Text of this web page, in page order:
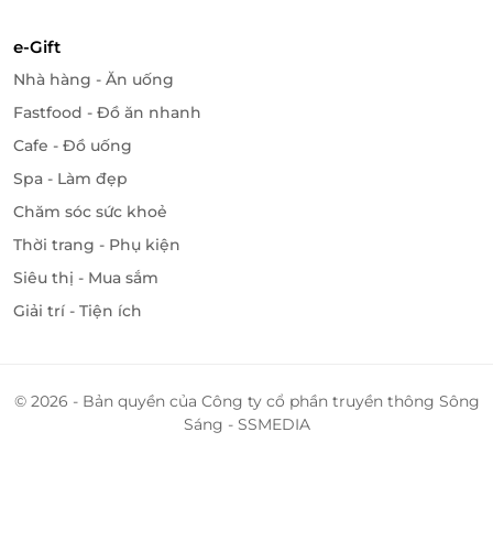
e-Gift
Nhà hàng - Ăn uống
Fastfood - Đồ ăn nhanh
Cafe - Đồ uống
Spa - Làm đẹp
Chăm sóc sức khoẻ
Thời trang - Phụ kiện
Siêu thị - Mua sắm
Giải trí - Tiện ích
© 2026 - Bản quyền của Công ty cổ phần truyền thông Sông
Sáng - SSMEDIA